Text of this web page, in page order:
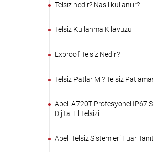
Telsiz nedir? Nasıl kullanılır?
Telsiz Kullanma Kılavuzu
Exproof Telsiz Nedir?
Telsiz Patlar Mı? Telsiz
Abell A720T Profesyonel IP67
Dijital El Telsizi
Abell Telsiz Sistemleri Fuar